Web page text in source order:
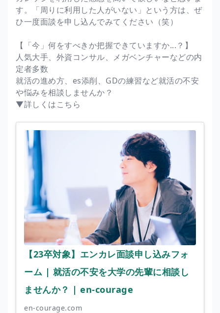
す。「周りに利用した人がいない」という方は、ぜ
ひ一度面談を申し込んでみてください（笑）
【「今」何をすべきか把握できていますか...？】
人気大手、外資コンサル、メガベンチャーなどの内
定者多数
就活の進め方、es添削、GDの練習など就活の不安
や悩みを相談しませんか？
▼詳しくはこちら
【23卒対象】エンカレ面談申し込みフォ
ーム | 就活の不安を大学の先輩に相談し
ませんか？ | en-courage
en-courage.com